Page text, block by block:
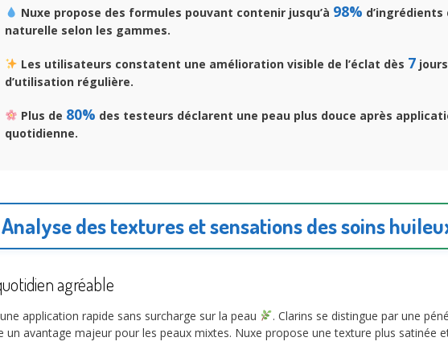
Nuxe propose des formules pouvant contenir jusqu’à 98% d’ingrédients
naturelle selon les gammes.
Les utilisateurs constatent une amélioration visible de l’éclat dès 7jours
d’utilisation régulière.
Plus de 80% des testeurs déclarent une peau plus douce après
quotidienne.
Analyse des textures et sensations des soins
agréable
application rapide sans surcharge sur la peau . Clarins se distingue par une
un avantage majeur pour les peaux mixtes. Nuxe propose une texture plus satinée